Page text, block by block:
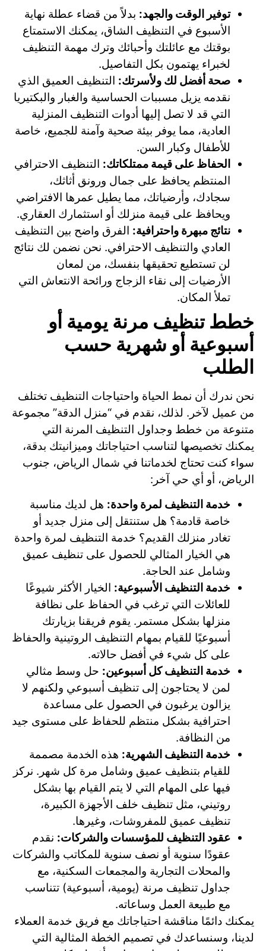
توفير الوقت والجهد: بدلاً من قضاء عطلة نهاية
الأسبوع في التنظيف الشاق، يمكنك الاستمتاع
بوقتك مع عائلتك وأحبائك وترك مهمة التنظيف
لخبراء يهتمون بكل التفاصيل.
صحة أفضل لك ولأسرتك: التنظيف العميق الذي
نقدمه يزيل مسببات الحساسية والغبار والبكتيريا
التي قد لا تصل إليها أدوات التنظيف المنزلية
العادية، مما يوفر بيئة صحية وآمنة للجميع، خاصة
للأطفال وكبار السن.
الحفاظ على قيمة ممتلكاتك: التنظيف الاحترافي
المنتظم يحافظ على جمال ورونق أثاثك،
سجادك، وأرضياتك، مما يطيل عمرها الافتراضي
ويحافظ على قيمة منزلك أو استثمارك العقاري.
نتائج مبهرة واحترافية: الفرق واضح بين التنظيف
العادي والتنظيف الاحترافي. نحن نضمن لك نتائج
لن تستطيع تحقيقها بنفسك، من لمعان
الأرضيات إلى نقاء الزجاج ورائحة الانتعاش التي
تملأ المكان.
خطط تنظيف مرنة يومية أو
أسبوعية أو شهرية حسب
الطلب
نحن ندرك أن نمط الحياة واحتياجات التنظيف تختلف
من عميل لآخر. لذلك، نقدم في “منزل الدقة” مجموعة
متنوعة من خطط وجداول التنظيف المرنة التي
يمكنك تخصيصها لتناسب احتياجاتك وميزانيتك بدقة،
سواء كنت تحتاج لخدماتنا في شمال الرياض، جنوب
الرياض، أو أي حي آخر:
خدمة التنظيف لمرة واحدة: هل لديك مناسبة
خاصة قادمة؟ هل ستنتقل إلى منزل جديد أو
تغادر منزلك القديم؟ خدمة التنظيف لمرة واحدة
هي الخيار المثالي للحصول على تنظيف عميق
وشامل عند الحاجة.
خدمة التنظيف الأسبوعية: الخيار الأكثر شيوعًا
للعائلات التي ترغب في الحفاظ على نظافة
منزلها بشكل مستمر. يقوم فريقنا بزيارتك
أسبوعيًا للقيام بمهام التنظيف الروتينية والحفاظ
على كل شيء في أفضل حالاته.
خدمة التنظيف كل أسبوعين: حل وسط مثالي
لمن لا يحتاجون إلى تنظيف أسبوعي ولكنهم لا
يزالون يرغبون في الحصول على مساعدة
احترافية بشكل منتظم للحفاظ على مستوى جيد
من النظافة.
خدمة التنظيف الشهرية: هذه الخدمة مصممة
للقيام بتنظيف عميق وشامل مرة كل شهر. نركز
فيها على المهام التي لا يتم القيام بها بشكل
روتيني، مثل تنظيف خلف الأجهزة الكبيرة،
تنظيف عميق للمفروشات، وغيرها.
عقود التنظيف للمؤسسات والشركات: نقدم
عقودًا سنوية أو نصف سنوية للمكاتب والشركات
والمحلات التجارية والمجمعات السكنية، مع
جداول تنظيف مرنة (يومية، أسبوعية) تتناسب
مع طبيعة العمل وساعاته.
يمكنك دائمًا مناقشة احتياجاتك مع فريق خدمة العملاء
لدينا، وسنساعدك في تصميم الخطة المثالية التي